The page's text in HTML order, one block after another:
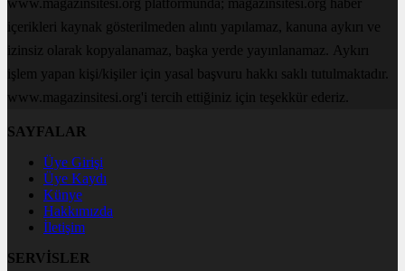
www.magazinsitesi.org platformunda; magazinsitesi.org haber
içerikleri kaynak gösterilmeden alıntı yapılamaz, kanuna aykırı ve
izinsiz olarak kopyalanamaz, başka yerde yayınlanamaz. Aykırı
işlem yapan kişi/kişiler için yasal başvuru hakkı saklı tutulmaktadır.
www.magazinsitesi.org'i tercih ettiğiniz için teşekkür ederiz.
SAYFALAR
Üye Girişi
Üye Kaydı
Künye
Hakkımızda
İletişim
SERVİSLER